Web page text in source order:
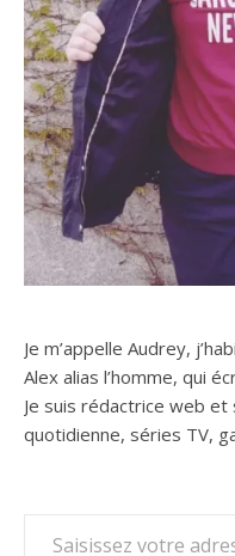
Je m’appelle Audrey,
Alex alias l’homme, qui
Je suis rédactrice web et
quotidienne, séries TV,